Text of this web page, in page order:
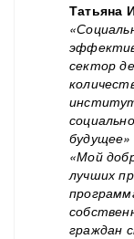
Татьяна
сектор
«Мой
лучших
граждан